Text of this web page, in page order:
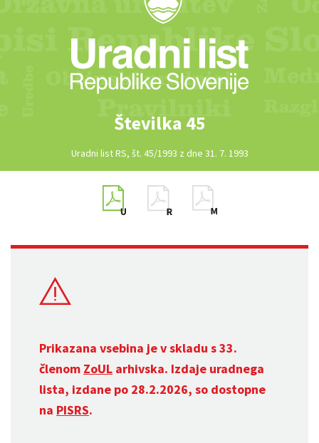
Številka 45
Uradni list RS, št. 45/1993 z dne 31. 7. 1993
Prikazana vsebina je v skladu s 33.
členom ZoUL arhivska. Izdaje uradnega
lista, izdane po 28.2.2026, so dostopne
na PISRS.